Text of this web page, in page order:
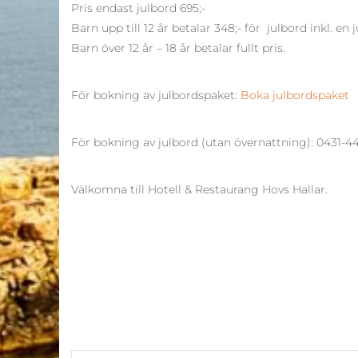
Pris endast julbord 695;-
Barn upp till 12 år betalar 348;- för julbord inkl. en
Barn över 12 år – 18 år betalar fullt pris.
För bokning av julbordspaket: Boka julbordspaket
För bokning av julbord (utan övernattning): 0431-
Välkomna till Hotell & Restaurang Hovs Hallar.